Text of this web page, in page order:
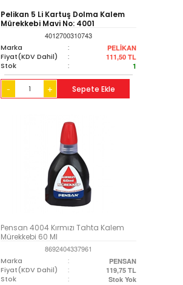
Pelikan 5 Li Kartuş Dolma Kalem
Mürekkebi Mavi No: 4001
4012700310743
Marka
: PELİKAN
Fiyat(KDV Dahil) : 111,50 TL
Stok : 1
- + Sepete Ekle
Pensan 4004 Kırmızı Tahta Kalem
Mürekkebi 60 Ml
8692404337961
Marka
: PENSAN
Fiyat(KDV Dahil) : 119,75 TL
Stok : Stok Yok